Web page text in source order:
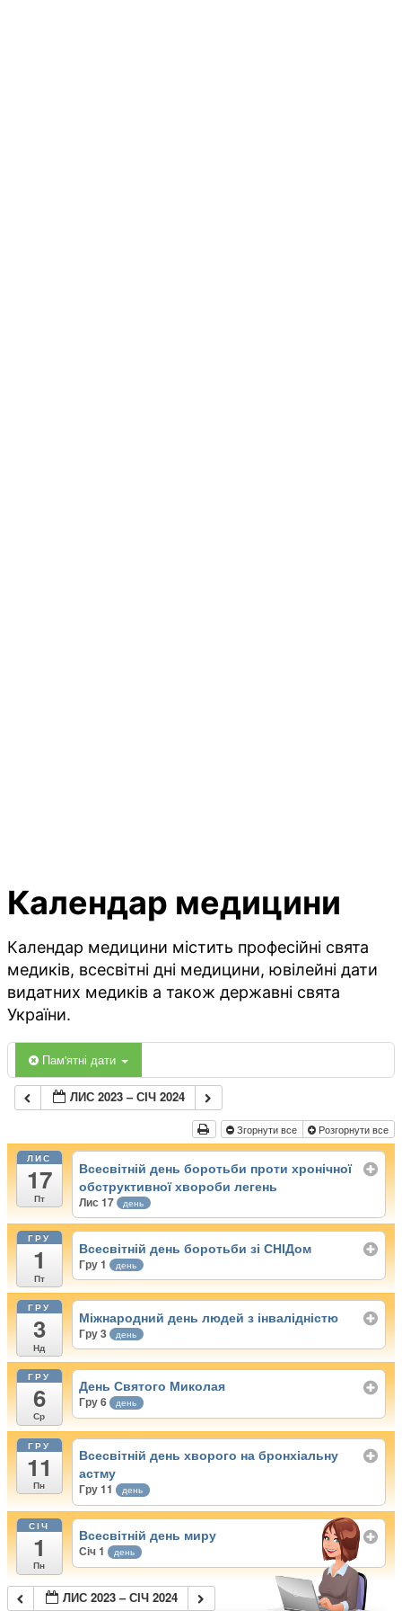
Календар медицини
Календар медицини містить професійні свята
медиків, всесвітні дні медицини, ювілейні дати
видатних медиків а також державні свята
України.
Пам'ятні дати
ЛИС 2023 – СІЧ 2024
Згорнути все Розгорнути все
ЛИС
17
Пт
Всесвітній день боротьби проти хронічної
обструктивної хвороби легень
Лис 17 день
ГРУ
1
Пт
Всесвітній день боротьби зі СНІДом
Гру 1 день
ГРУ
3
Нд
Міжнародний день людей з інвалідністю
Гру 3 день
ГРУ
6
Ср
День Святого Миколая
Гру 6 день
ГРУ
11
Пн
Всесвітній день хворого на бронхіальну
астму
Гру 11 день
СІЧ
1
Пн
Всесвітній день миру
Січ 1 день
ЛИС 2023 – СІЧ 2024